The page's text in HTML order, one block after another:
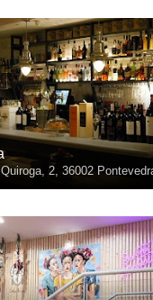
2, 36002